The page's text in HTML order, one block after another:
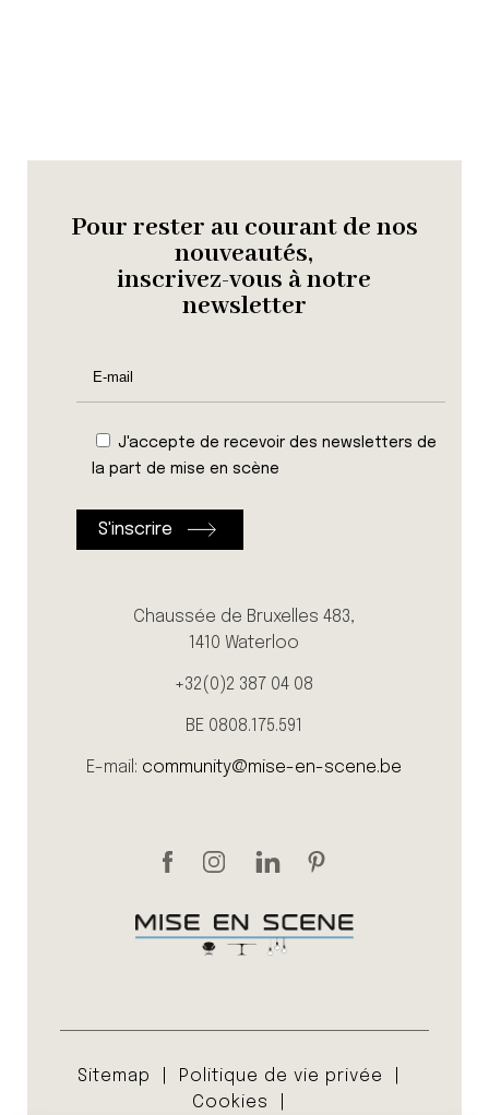
Pour rester au courant de nos
nouveautés,
inscrivez-vous à notre
newsletter
J'accepte de recevoir des newsletters de
la part de mise en scène
Chaussée de Bruxelles 483,
1410 Waterloo
+32(0)2 387 04 08
BE 0808.175.591
E-mail: community@mise-en-scene.be
Sitemap
Politique de vie privée
Cookies